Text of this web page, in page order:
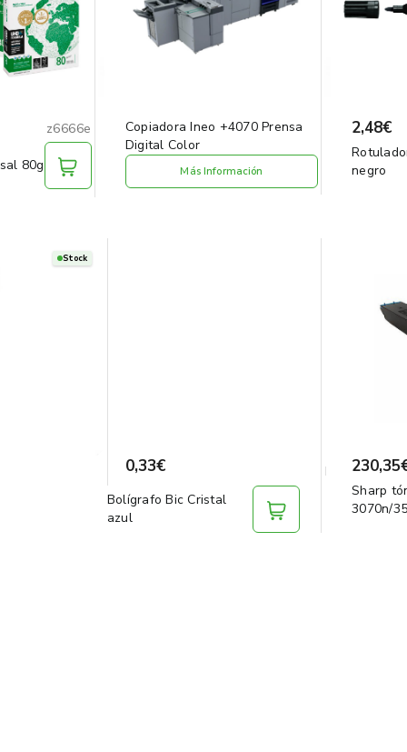
z6666e
80g
Copiadora Ineo +4070 Prensa
Digital Color
Más Información
2,48€
negro
Stock
0,33€
Bolígrafo Bic Cristal
azul
Sharp
3070n/